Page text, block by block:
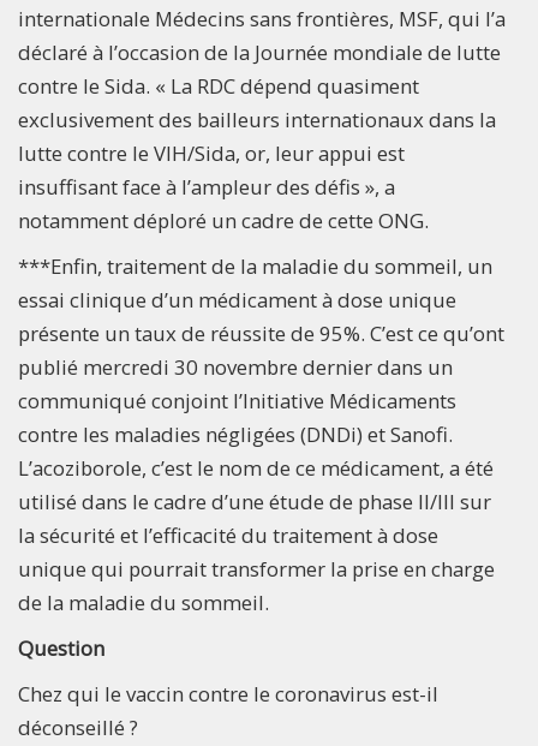
internationale Médecins sans frontières, MSF, qui l’a
déclaré à l’occasion de la Journée mondiale de lutte
contre le Sida. « La RDC dépend quasiment
exclusivement des bailleurs internationaux dans la
lutte contre le VIH/Sida, or, leur appui est
insuffisant face à l’ampleur des défis », a
notamment déploré un cadre de cette ONG.
***Enfin, traitement de la maladie du sommeil, un
essai clinique d’un médicament à dose unique
présente un taux de réussite de 95%. C’est ce qu’ont
publié mercredi 30 novembre dernier dans un
communiqué conjoint l’Initiative Médicaments
contre les maladies négligées (DNDi) et Sanofi.
L’acoziborole, c’est le nom de ce médicament, a été
utilisé dans le cadre d’une étude de phase II/III sur
la sécurité et l’efficacité du traitement à dose
unique qui pourrait transformer la prise en charge
de la maladie du sommeil.
Question
Chez qui le vaccin contre le coronavirus est-il
déconseillé ?